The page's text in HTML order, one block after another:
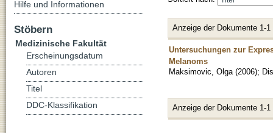
Anzeige der Dokumente 1-1
Untersuchungen zur
Melanoms
Maksimovic, Olga (2006);
Anzeige der Dokumente 1-1
Hilfe und Informationen
Stöbern
Medizinische Fakultät
Erscheinungsdatum
Autoren
Titel
DDC-Klassifikation